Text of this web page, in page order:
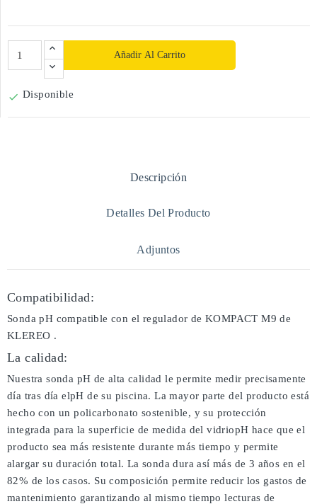
Añadir Al Carrito
 Disponible
Descripción
Detalles Del Producto
Adjuntos
Compatibilidad:
Sonda pH compatible con el regulador de KOMPACT M9 de
KLEREO .
La calidad:
Nuestra sonda pH de alta calidad le permite medir precisamente
día tras día elpH de su piscina. La mayor parte del producto está
hecho con un policarbonato sostenible, y su protección
integrada para la superficie de medida del vidriopH hace que el
producto sea más resistente durante más tiempo y permite
alargar su duración total. La sonda dura así más de 3 años en el
82% de los casos. Su composición permite reducir los gastos de
mantenimiento garantizando al mismo tiempo lecturas de